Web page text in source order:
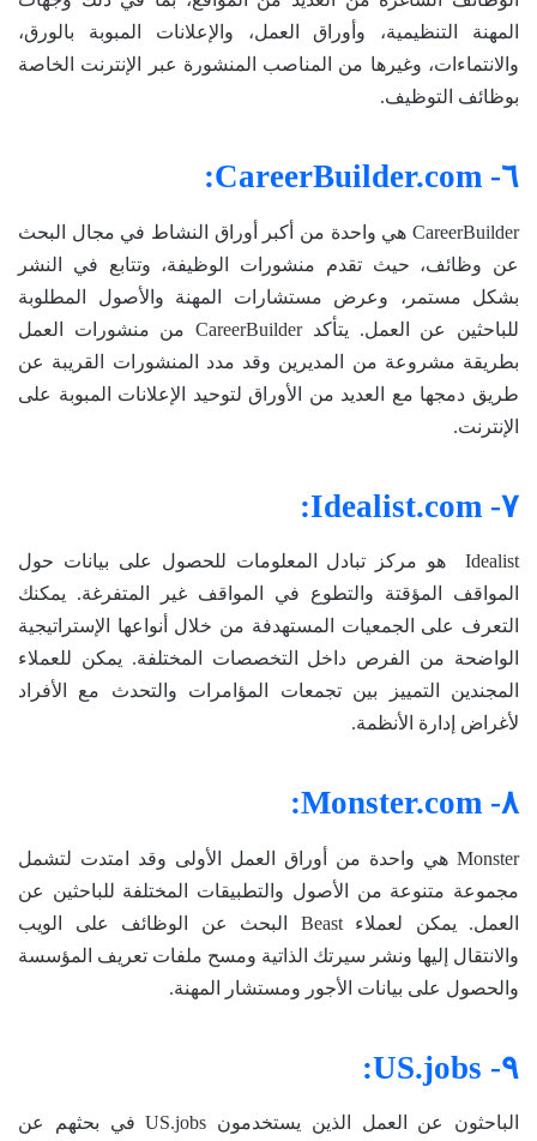
المهنة التنظيمية، وأوراق العمل، والإعلانات المبوبة بالورق،
والانتماءات، وغيرها من المناصب المنشورة عبر الإنترنت الخاصة
بوظائف التوظيف.
٦- CareerBuilder.com:
CareerBuilder هي واحدة من أكبر أوراق النشاط في مجال البحث
عن وظائف، حيث تقدم منشورات الوظيفة، وتتابع في النشر
بشكل مستمر، وعرض مستشارات المهنة والأصول المطلوبة
للباحثين عن العمل. يتأكد CareerBuilder من منشورات العمل
بطريقة مشروعة من المديرين وقد مدد المنشورات القريبة عن
طريق دمجها مع العديد من الأوراق لتوحيد الإعلانات المبوبة على
الإنترنت.
٧- Idealist.com:
Idealist هو مركز تبادل المعلومات للحصول على بيانات حول
المواقف المؤقتة والتطوع في المواقف غير المتفرغة. يمكنك
التعرف على الجمعيات المستهدفة من خلال أنواعها الإستراتيجية
الواضحة من الفرص داخل التخصصات المختلفة. يمكن للعملاء
المجندين التمييز بين تجمعات المؤامرات والتحدث مع الأفراد
لأغراض إدارة الأنظمة.
٨- Monster.com:
Monster هي واحدة من أوراق العمل الأولى وقد امتدت لتشمل
مجموعة متنوعة من الأصول والتطبيقات المختلفة للباحثين عن
العمل. يمكن لعملاء Beast البحث عن الوظائف على الويب
والانتقال إليها ونشر سيرتك الذاتية ومسح ملفات تعريف المؤسسة
والحصول على بيانات الأجور ومستشار المهنة.
٩- US.jobs:
الباحثون عن العمل الذين يستخدمون US.jobs في بحثهم عن